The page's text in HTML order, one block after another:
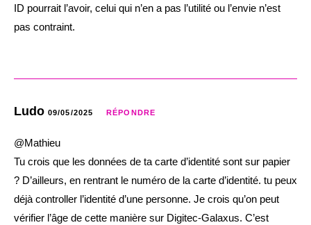
ID pourrait l’avoir, celui qui n’en a pas l’utilité ou l’envie n’est
pas contraint.
Ludo 09/05/2025 RÉPONDRE
@Mathieu
Tu crois que les données de ta carte d’identité sont sur papier
? D’ailleurs, en rentrant le numéro de la carte d’identité. tu peux
déjà controller l’identité d’une personne. Je crois qu’on peut
vérifier l’âge de cette manière sur Digitec-Galaxus. C’est